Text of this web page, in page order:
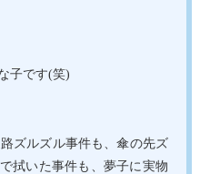
です(笑)
ズルズル事件も、傘の先ズ
拭いた事件も、夢子に実物